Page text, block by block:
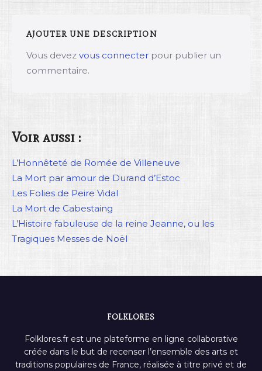
AJOUTER UNE DESCRIPTION
Vous devez vous connecter pour publier un
commentaire.
Voir aussi :
L’Honnêteté de Romée de Villeneuve
La Mort par amour de Durand d’Estoc
Les Folies de Peire Vidal
La Mort de Cabestaing
L’Histoire fabuleuse de la reine Jeanne, ou les
Tragiques Messes de Noël
FOLKLORES
Folklores.fr est une plateforme en ligne collaborative
créée dans le but de recenser l’ensemble des arts et
traditions populaires de France, réalisée à titre privé et de